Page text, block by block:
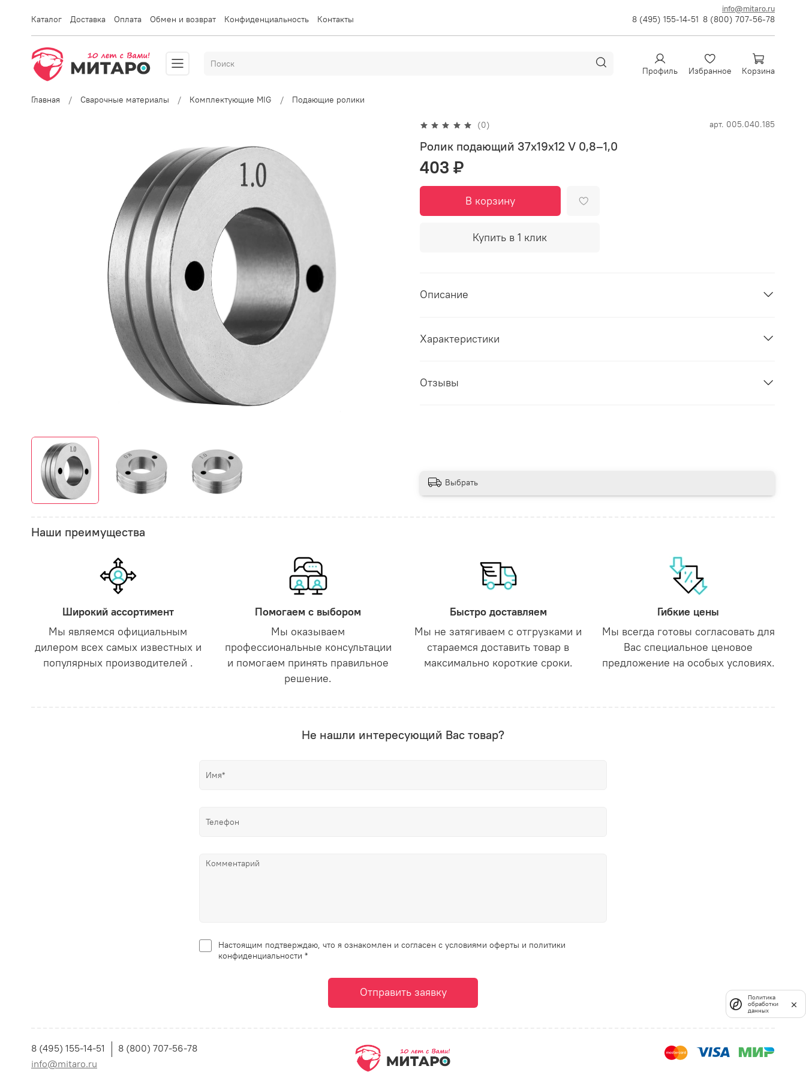
info@mitaro.ru
Каталог Доставка Оплата Обмен и возврат Конфиденциальность Контакты 8 (495) 155-14-51 8 (800) 707-56-78
Профиль Избранное Корзина
Главная Сварочные материалы Комплектующие MIG Подающие ролики
(0) арт. 005.040.185
Ролик подающий 37х19х12 V 0,8–1,0
403 ₽
В корзину
Купить в 1 клик
Описание
Характеристики
Отзывы
Выбрать
Наши преимущества
Широкий ассортимент
Мы являемся официальным
дилером всех самых известных и
популярных производителей .
Помогаем с выбором
Мы оказываем
профессиональные консультации
и помогаем принять правильное
решение.
Быстро доставляем
Мы не затягиваем с отгрузками и
стараемся доставить товар в
максимально короткие сроки.
Гибкие цены
Мы всегда готовы согласовать для
Вас специальное ценовое
предложение на особых условиях.
Не нашли интересующий Вас товар?
Настоящим подтверждаю, что я ознакомлен и согласен с условиями оферты и политики
конфиденциальности *
Отправить заявку
8 (495) 155-14-51
8 (800) 707-56-78
info@mitaro.ru
Политика
обработки
данных